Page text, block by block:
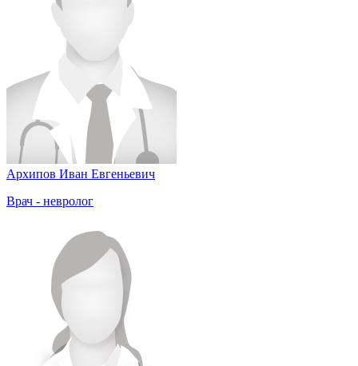
Архипов Иван Евгеньевич
Врач - невролог